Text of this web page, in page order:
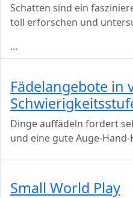
Schatten sind ein
toll erforschen und
...
Fädelangebote in
Dinge auffädeln fordert
und eine gute Auge-
Small World Play